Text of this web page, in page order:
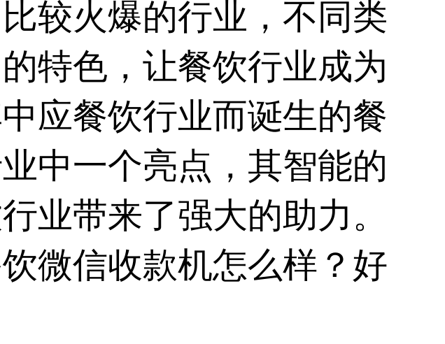
较火爆的行业，不同类
特色，让餐饮行业成为
应餐饮行业而诞生的餐
中一个亮点，其智能的
业带来了强大的助力。
微信收款机怎么样？好